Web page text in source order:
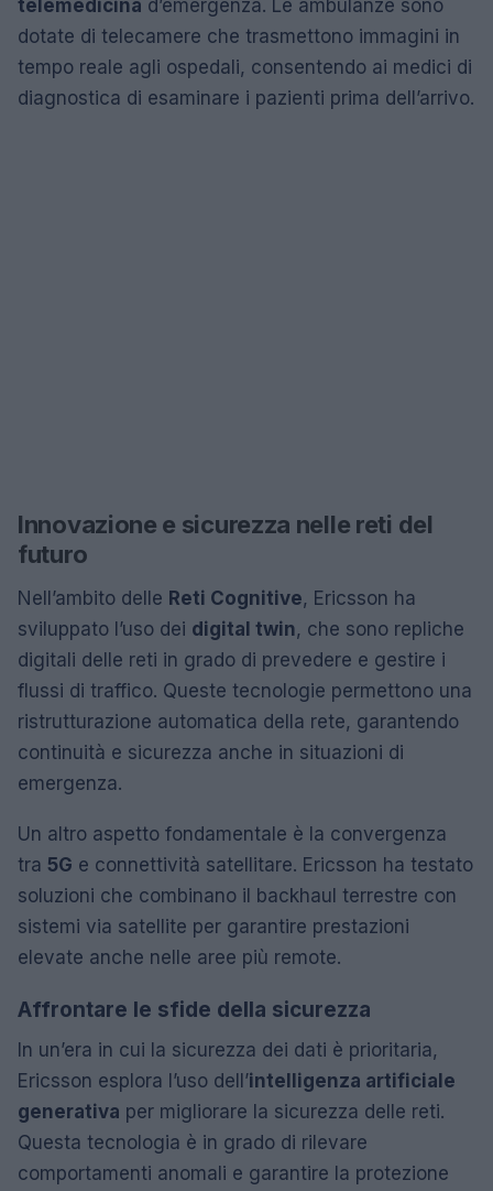
telemedicina d’emergenza. Le ambulanze sono
dotate di telecamere che trasmettono immagini in
tempo reale agli ospedali, consentendo ai medici di
diagnostica di esaminare i pazienti prima dell’arrivo.
Innovazione e sicurezza nelle reti del
futuro
Nell’ambito delle Reti Cognitive, Ericsson ha
sviluppato l’uso dei digital twin, che sono repliche
digitali delle reti in grado di prevedere e gestire i
flussi di traffico. Queste tecnologie permettono una
ristrutturazione automatica della rete, garantendo
continuità e sicurezza anche in situazioni di
emergenza.
Un altro aspetto fondamentale è la convergenza
tra 5G e connettività satellitare. Ericsson ha testato
soluzioni che combinano il backhaul terrestre con
sistemi via satellite per garantire prestazioni
elevate anche nelle aree più remote.
Affrontare le sfide della sicurezza
In un’era in cui la sicurezza dei dati è prioritaria,
Ericsson esplora l’uso dell’intelligenza artificiale
generativa per migliorare la sicurezza delle reti.
Questa tecnologia è in grado di rilevare
comportamenti anomali e garantire la protezione